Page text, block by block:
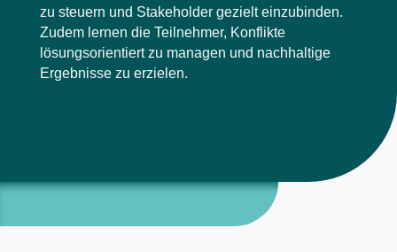
zu steuern und Stakeholder gezielt einzubinden.
Zudem lernen die Teilnehmer, Konflikte
lösungsorientiert zu managen und nachhaltige
Ergebnisse zu erzielen.